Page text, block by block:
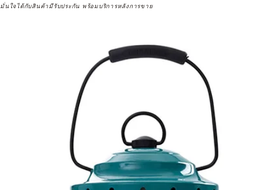
มั่นใจได้กับสินค้ามีรับประกัน พร้อมบริการหลังการขาย